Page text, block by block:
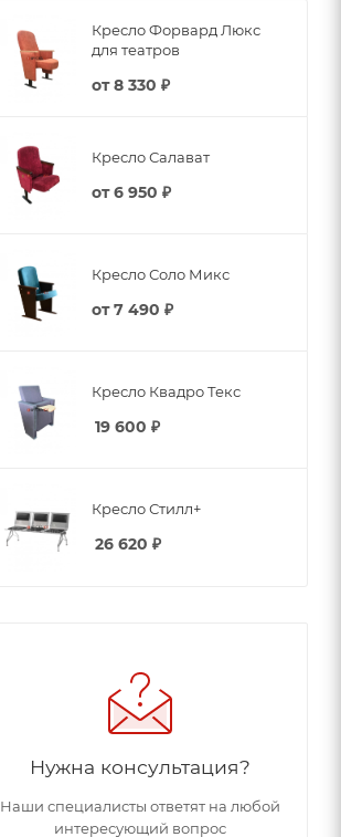
Кресло Форвард Люкс
для театров
от8 330 ₽
Кресло Салават
от6 950 ₽
Кресло Соло Микс
от7 490 ₽
Кресло Квадро Текс
19 600 ₽
Кресло Стилл+
26 620 ₽
Нужна консультация?
Наши специалисты ответят на любой
интересующий вопрос